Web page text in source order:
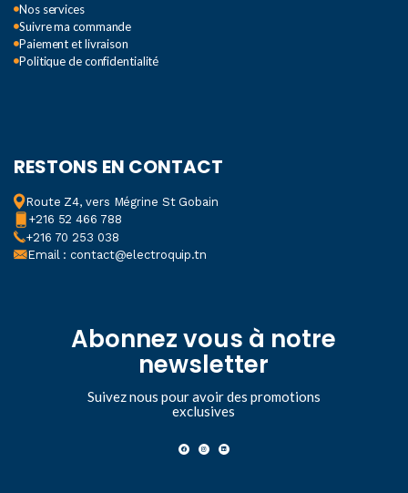
Nos services
Suivre ma commande
Paiement et livraison
Politique de confidentialité
RESTONS EN CONTACT
Route Z4, vers Mégrine St Gobain
+216 52 466 788
+216 70 253 038
Email : contact@electroquip.tn
Abonnez vous à notre
newsletter
Suivez nous pour avoir des promotions
exclusives